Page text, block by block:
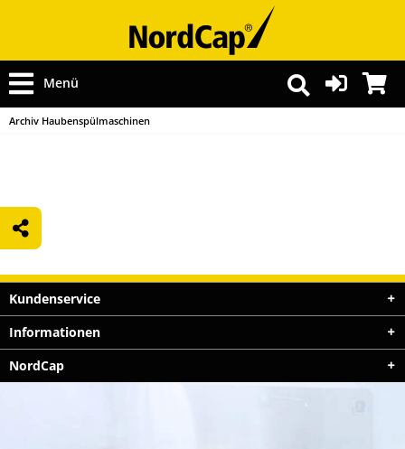
Menü
Archiv Haubenspülmaschinen
Kundenservice
Informationen
NordCap